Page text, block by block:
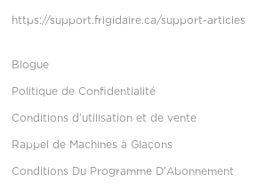
https://support.frigidaire.ca/support-articles
Blogue
Politique de Confidentialité
Conditions d’utilisation et de vente
Rappel de Machines à Glaçons
Conditions Du Programme D'Abonnement